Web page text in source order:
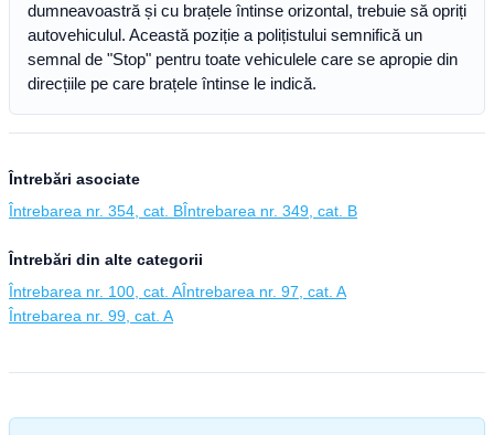
dumneavoastră și cu brațele întinse orizontal, trebuie să opriți
autovehiculul. Această poziție a polițistului semnifică un
semnal de "Stop" pentru toate vehiculele care se apropie din
direcțiile pe care brațele întinse le indică.
Întrebări asociate
Întrebarea nr. 354, cat. BÎntrebarea nr. 349, cat. B
Întrebări din alte categorii
Întrebarea nr. 100, cat. AÎntrebarea nr. 97, cat. A
Întrebarea nr. 99, cat. A